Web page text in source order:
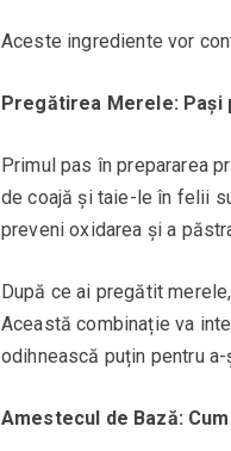
Aceste ingrediente vor
Pregătirea Merele: Pași
Primul pas în prepararea
de coajă și taie-le în felii
preveni oxidarea și a
După ce ai pregătit
Această combinație va
odihnească puțin pentru
Amestecul de Bază: